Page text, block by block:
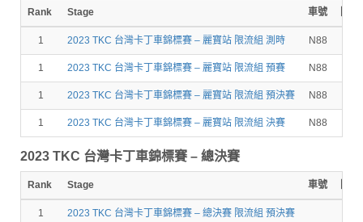
Rank Stage 車號
1 2023 TKC 台灣卡丁車錦標賽 – 麗寶站 限流組 測時 N88
1 2023 TKC 台灣卡丁車錦標賽 – 麗寶站 限流組 預賽 N88
1 2023 TKC 台灣卡丁車錦標賽 – 麗寶站 限流組 預決賽 N88
1 2023 TKC 台灣卡丁車錦標賽 – 麗寶站 限流組 決賽 N88
2023 TKC 台灣卡丁車錦標賽 – 總決賽
Rank Stage 車號
1 2023 TKC 台灣卡丁車錦標賽 – 總決賽 限流組 預決賽